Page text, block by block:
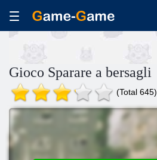
Gioco Sparare a bersagli
(Total 645)